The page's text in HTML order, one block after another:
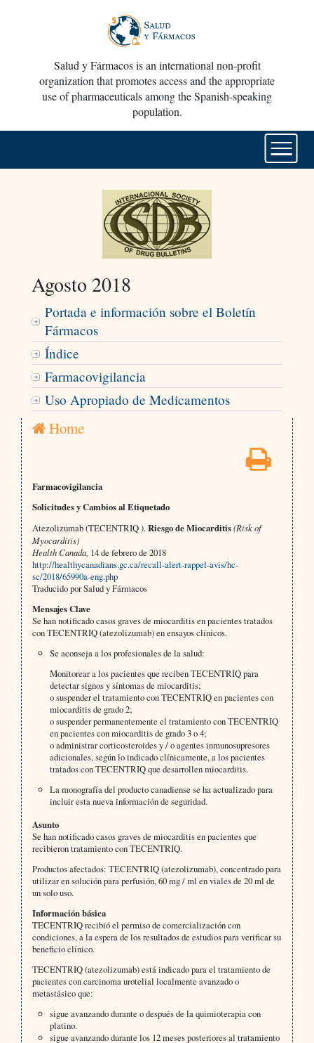
Salud y Fármacos is an international non-profit
organization that promotes access and the appropriate
use of pharmaceuticals among the Spanish-speaking
population.
Agosto 2018
Portada e información sobre el Boletín
Fármacos
Índice
Farmacovigilancia
Uso Apropiado de Medicamentos
Home
Farmacovigilancia
Solicitudes y Cambios al Etiquetado
Atezolizumab (TECENTRIQ ).Riesgo de Miocarditis(Risk of
Myocarditis)
Health Canada, 14 de febrero de 2018
http://healthycanadians.gc.ca/recall-alert-rappel-avis/hc-
sc/2018/65990a-eng.php
Traducido por Salud y Fármacos
Mensajes Clave
Se han notificado casos graves de miocarditis en pacientes tratados
con TECENTRIQ (atezolizumab) en ensayos clínicos.
Se aconseja a los profesionales de la salud:
Monitorear a los pacientes que reciben TECENTRIQ para
detectar signos y síntomas de miocarditis;
o suspender el tratamiento con TECENTRIQ en pacientes con
miocarditis de grado 2;
o suspender permanentemente el tratamiento con TECENTRIQ
en pacientes con miocarditis de grado 3 o 4;
o administrar corticosteroides y / o agentes inmunosupresores
adicionales, según lo indicado clínicamente, a los pacientes
tratados con TECENTRIQ que desarrollen miocarditis.
La monografía del producto canadiense se ha actualizado para
incluir esta nueva información de seguridad.
Asunto
Se han notificado casos graves de miocarditis en pacientes que
recibieron tratamiento con TECENTRIQ.
Productos afectados: TECENTRIQ (atezolizumab), concentrado para
utilizar en solución para perfusión, 60 mg / ml en viales de 20 ml de
un solo uso.
Información básica
TECENTRIQ recibió el permiso de comercialización con
condiciones, a la espera de los resultados de estudios para verificar su
beneficio clínico.
TECENTRIQ (atezolizumab) está indicado para el tratamiento de
pacientes con carcinoma urotelial localmente avanzado o
metastásico que:
sigue avanzando durante o después de la quimioterapia con
platino.
sigue avanzando durante los 12 meses posteriores al tratamiento